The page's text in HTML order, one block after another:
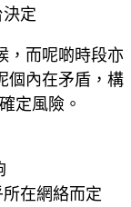
定
，而呢啲時段亦
個內在矛盾，構
定風險。
在網絡而定